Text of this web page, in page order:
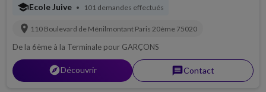
schoolEcole Juive • 101 demandes effectués
location_on 110 Boulevard de Ménilmontant Paris 20ème 75020
De la 6ème à la Terminale pour GARÇONS
explorerDécouvrir messageContact